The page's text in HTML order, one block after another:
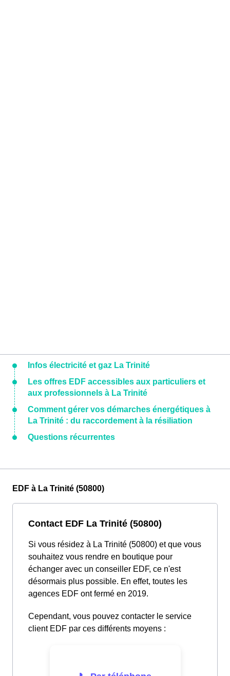
Infos électricité et gaz La Trinité
Les offres EDF accessibles aux particuliers et
aux professionnels à La Trinité
Comment gérer vos démarches énergétiques à
La Trinité : du raccordement à la résiliation
Questions récurrentes
EDF à La Trinité (50800)
Contact EDF La Trinité (50800)
Si vous résidez à La Trinité (50800) et que vous
souhaitez vous rendre en boutique pour
échanger avec un conseiller EDF, ce n'est
désormais plus possible. En effet, toutes les
agences EDF ont fermé en 2019.
Cependant, vous pouvez contacter le service
client EDF par ces différents moyens :